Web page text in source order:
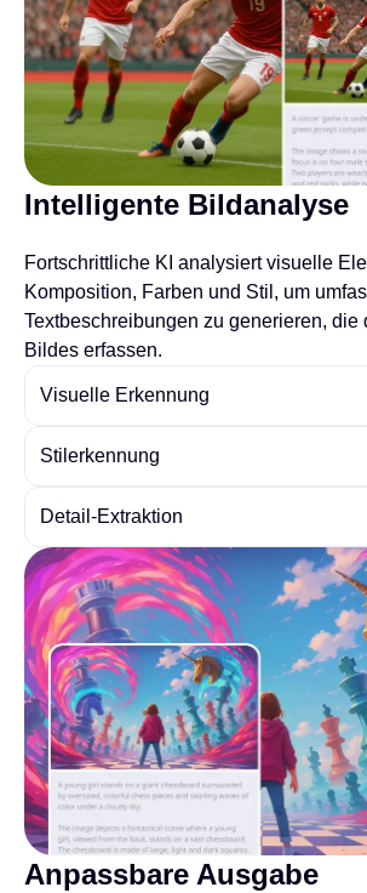
Intelligente Bildanalyse
Fortschrittliche KI analysiert visuelle
Komposition, Farben und Stil, um
Textbeschreibungen zu generieren, die
Bildes erfassen.
Visuelle Erkennung
Stilerkennung
Detail-Extraktion
Anpassbare Ausgabe